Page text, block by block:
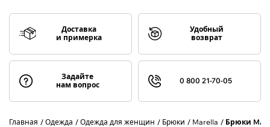
Доставка
и примерка
Удобный
возврат
Задайте
нам вопрос
0 800 21-70-05
Главная Одежда Одежда для женщин Брюки Marella Брюки